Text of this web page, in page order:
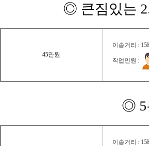
◎ 큰짐있는
45만원
이송거리 :
작업인원 :
◎ 5
이송거리 :